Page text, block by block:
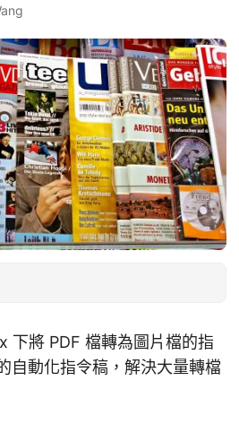
下將 PDF 檔轉為圖片檔的指
自動化指令稿，解決大量轉檔